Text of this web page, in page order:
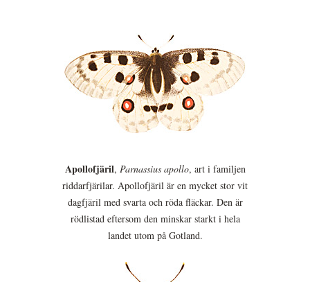
Apollofjäril, Parnassius apollo, art i familjen
riddarfjärilar. Apollofjäril är en mycket stor vit
dagfjäril med svarta och röda fläckar. Den är
rödlistad eftersom den minskar starkt i hela
landet utom på Gotland.